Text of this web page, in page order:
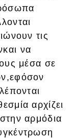
τις
να
μέσα σε
αρχίζει
αρμόδια